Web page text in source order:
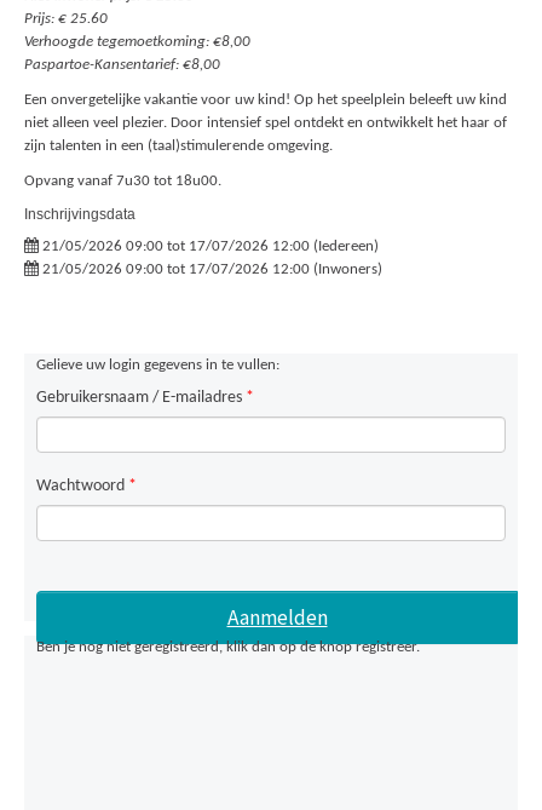
Prijs: € 25.60
Verhoogde tegemoetkoming: €8,00
Paspartoe-Kansentarief: €8,00
Een onvergetelijke vakantie voor uw kind! Op het speelplein beleeft uw kind
niet alleen veel plezier. Door intensief spel ontdekt en ontwikkelt het haar of
zijn talenten in een (taal)stimulerende omgeving.
Opvang vanaf 7u30 tot 18u00.
Inschrijvingsdata
21/05/2026 09:00 tot 17/07/2026 12:00 (Iedereen)
21/05/2026 09:00 tot 17/07/2026 12:00 (Inwoners)
Gelieve uw login gegevens in te vullen:
Gebruikersnaam / E-mailadres *
Wachtwoord *
Ben je nog niet geregistreerd, klik dan op de knop registreer.